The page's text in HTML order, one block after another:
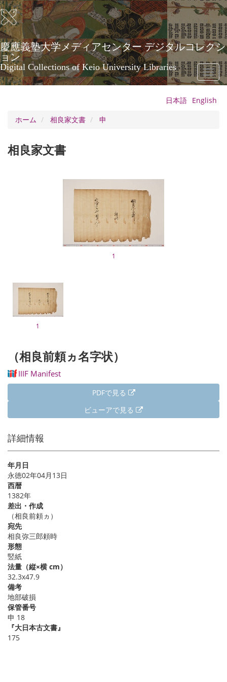
メ
イ
ン
コ
ン
テ
ン
ツ
に
慶應義塾大学メディアセンター デジタルコレクシ
ョン
Digital Collections of Keio University Libraries
Toggle
日本語 English
ホーム
相良家文書 申
相良家文書
1
1
（相良前頼ヵ名字状）
IIIF Manifest
PDFで見る
ビューアで見る
詳細情報
年月日
永徳02年04月13日
西暦
1382年
差出・作成
（相良前頼ヵ）
宛先
相良弥三郎頼時
形態
竪紙
法量（縦×横 cm）
32.3x47.9
備考
地部破損
保管番号
申 18
『大日本古文書』
175